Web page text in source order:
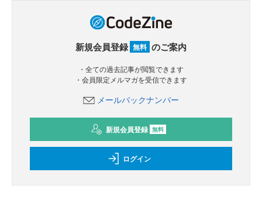
新規会員登録 無料 のご案内
・全ての過去記事が閲覧できます
・会員限定メルマガを受信できます
メールバックナンバー
新規会員登録 無料
ログイン